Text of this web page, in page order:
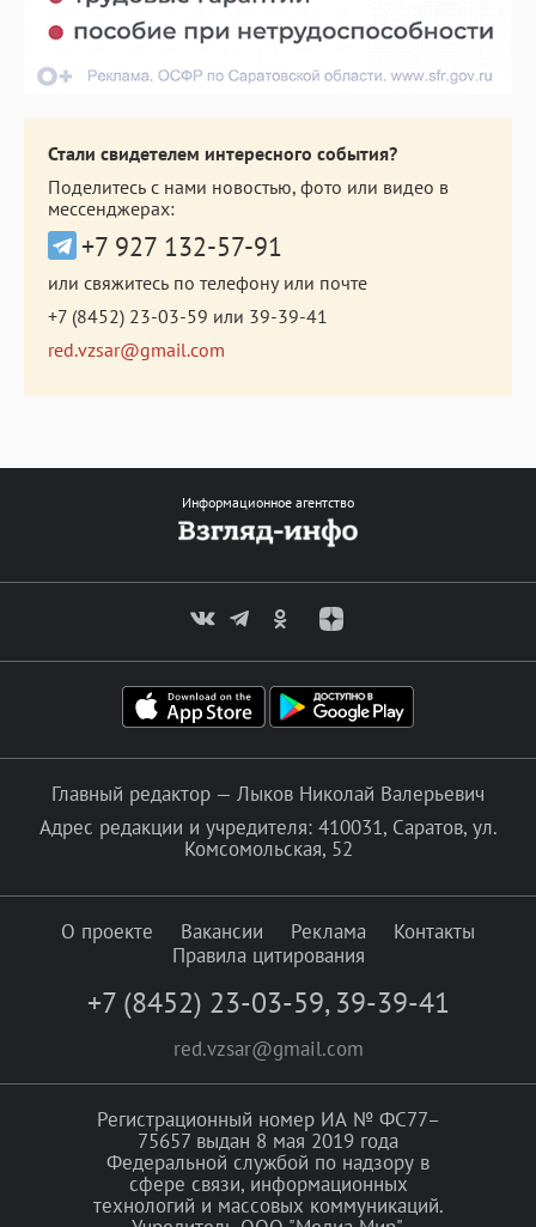
Стали свидетелем интересного события?
Поделитесь с нами новостью, фото или видео в
мессенджерах:
+7 927 132-57-91
или свяжитесь по телефону или почте
+7 (8452) 23-03-59 или 39-39-41
red.vzsar@gmail.com
Информационное агентство
Главный редактор — Лыков Николай Валерьевич
Адрес редакции и учредителя: 410031, Саратов, ул.
Комсомольская, 52
О проекте Вакансии Реклама
Контакты
Правила цитирования
+7 (8452) 23-03-59, 39-39-41
red.vzsar@gmail.com
Регистрационный номер ИА № ФС77–
75657 выдан 8 мая 2019 года
Федеральной службой по надзору в
сфере связи, информационных
технологий и массовых коммуникаций.